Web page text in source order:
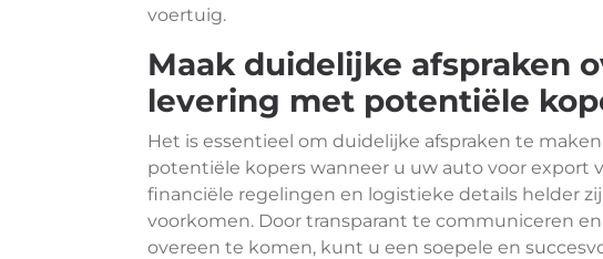
voertuig.
Maak duidelijke afspraken
levering met potentiële
Het is essentieel om duidelijke afspraken te
potentiële kopers wanneer u uw auto voor export
financiële regelingen en logistieke details helder
voorkomen. Door transparant te communiceren
overeen te komen, kunt u een soepele en